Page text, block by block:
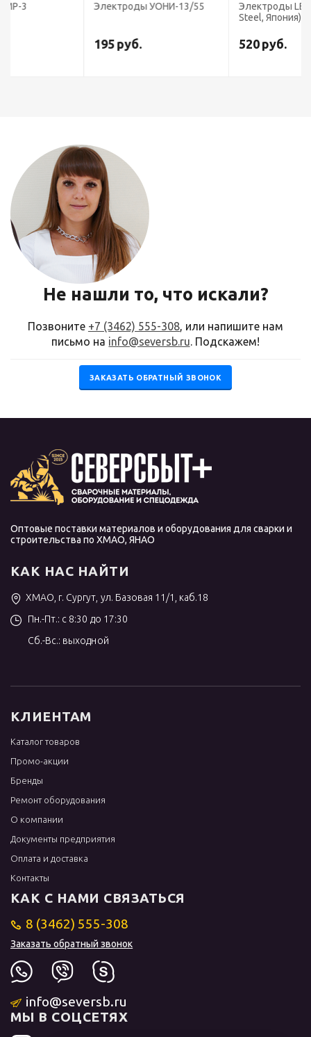
Электроды УОНИ-13/55
Электроды LB-52U (Kobe
Не нашли то, что искали?
Позвоните +7 (3462) 555-308, или напишите нам
письмо на info@seversb.ru. Подскажем!
ЗАКАЗАТЬ ОБРАТНЫЙ ЗВОНОК
Оптовые поставки материалов и оборудования для сварки и
строительства по ХМАО, ЯНАО
КАК НАС НАЙТИ
ХМАО, г. Сургут, ул. Базовая 11/1, каб.18
Пн.-Пт.: с 8:30 до 17:30
Сб.-Вс.: выходной
КЛИЕНТАМ
Каталог товаров
Промо-акции
Бренды
Ремонт оборудования
О компании
Документы предприятия
Оплата и доставка
Контакты
КАК С НАМИ СВЯЗАТЬСЯ
8 (3462) 555-308
Заказать обратный звонок
info@seversb.ru
МЫ В СОЦСЕТЯХ